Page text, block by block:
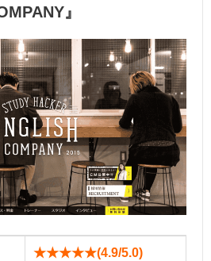
』
★★★★★(4.9/5.0)